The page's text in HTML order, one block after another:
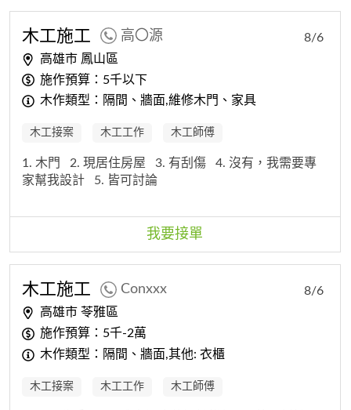
木工施工 高〇源
高雄市 鳳山區
施作預算：5千以下
木作類型：隔間、牆面,維修木門、家具
8/6
木工接案 木工工作 木工師傅
1. 木門 2. 現居住房屋 3. 有刮傷
4. 沒有，我需要專
家幫我設計
5. 皆可討論
我要接單
木工施工 Conxxx
高雄市 苓雅區
施作預算：5千-2萬
木作類型：隔間、牆面,其他: 衣櫃
8/6
木工接案 木工工作 木工師傅